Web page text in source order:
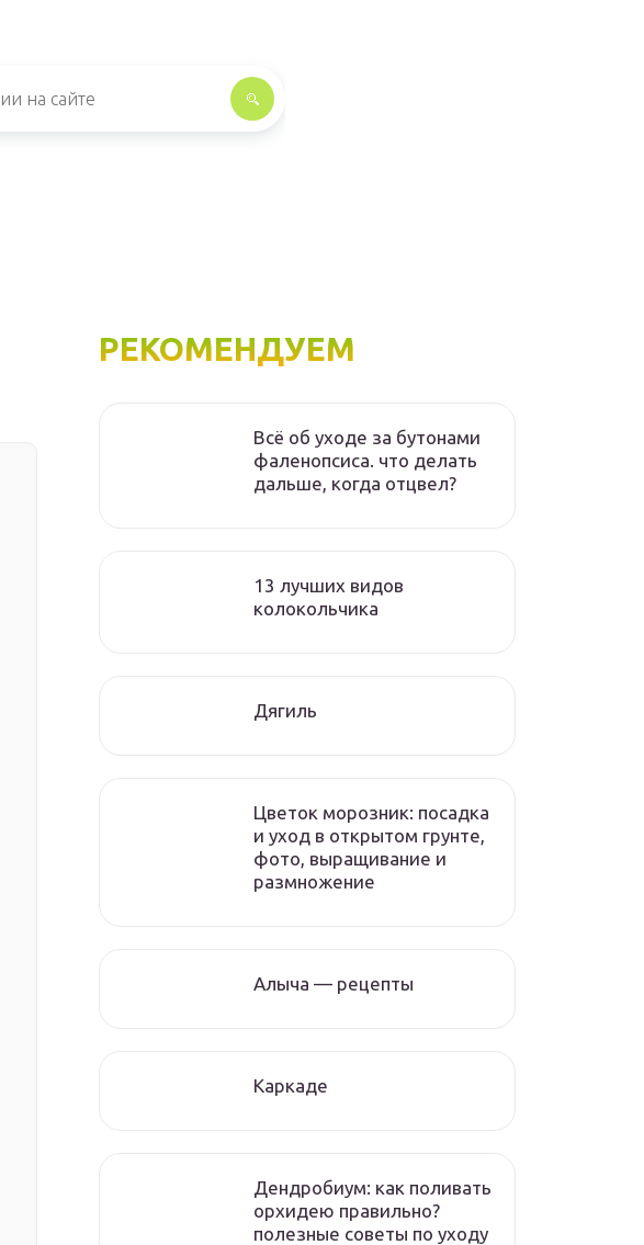
РЕКОМЕНДУЕМ
Всё об уходе за бутонами
фаленопсиса. что делать
дальше, когда отцвел?
13 лучших видов
колокольчика
Дягиль
Цветок морозник: посадка
и уход в открытом грунте,
фото, выращивание и
размножение
Алыча — рецепты
Каркаде
Дендробиум: как поливать
орхидею правильно?
полезные советы по уходу